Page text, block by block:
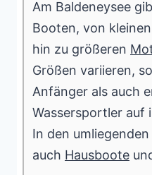
Am Baldeneysee
Booten, von kleinen
hin zu größeren
Größen variieren,
Anfänger als auch
Wassersportler auf
In den
auch Hausboote